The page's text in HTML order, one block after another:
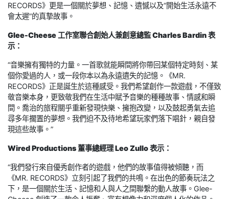
RECORDS》更是一個關於夢想、記憶、遺憾以及“開始生活永遠不
會太遲”的真摯故事。
Glee-Cheese 工作室聯合創始人兼創意總監 Charles Bardin 表
示：
“音樂擁有獨特的力量。一首歌就能瞬間將你帶回某個特定時刻、某
個你愛過的人，或一段你本以為永遠遺失的記憶。《MR.
RECORDS》正是誕生於這種感受。我們希望創作一款遊戲，不僅致
敬音樂本身，更致敬我們在生活中賦予音樂的種種故事、情感和瞬
間。喬治的旅程關乎重新發現快樂、擁抱改變，以及鼓起勇氣去追
尋多年擱置的夢想。我們迫不及待地希望玩家們落下唱針，親自發
現這些故事。”
Wired Productions 董事總經理 Leo Zullo 表示：
“我們發行來自優秀創作者的遊戲，他們的故事值得被傾聽，而
《MR. RECORDS》立刻引起了我們的共鳴。在出色的節奏玩法之
下，是一個關於生活、記憶和人與人之間聯繫的動人故事。Glee-